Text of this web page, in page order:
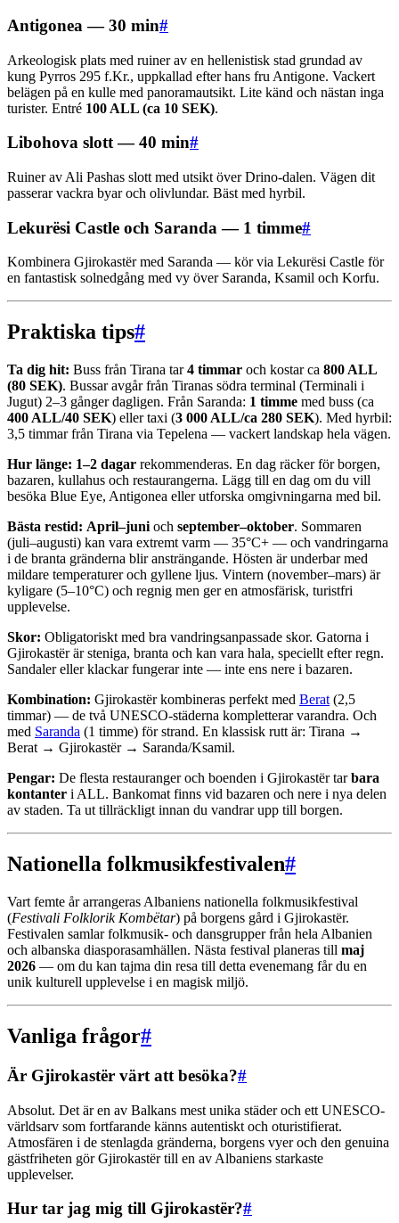
Antigonea — 30 min#
Arkeologisk plats med ruiner av en hellenistisk stad grundad av
kung Pyrros 295 f.Kr., uppkallad efter hans fru Antigone. Vackert
belägen på en kulle med panoramautsikt. Lite känd och nästan inga
turister. Entré 100 ALL (ca 10 SEK).
Libohova slott — 40 min#
Ruiner av Ali Pashas slott med utsikt över Drino-dalen. Vägen dit
passerar vackra byar och olivlundar. Bäst med hyrbil.
Lekurësi Castle och Saranda — 1 timme#
Kombinera Gjirokastër med Saranda — kör via Lekurësi Castle för
en fantastisk solnedgång med vy över Saranda, Ksamil och Korfu.
Praktiska tips#
Ta dig hit: Buss från Tirana tar4 timmar och kostar ca 800 ALL
(80 SEK). Bussar avgår från Tiranas södra terminal (Terminali i
Jugut) 2–3 gånger dagligen. Från Saranda: 1 timme med buss (ca
400 ALL/40 SEK) eller taxi (3 000 ALL/ca 280 SEK). Med hyrbil:
3,5 timmar från Tirana via Tepelena — vackert landskap hela vägen.
Hur länge: 1–2 dagar rekommenderas. En dag räcker för borgen,
bazaren, kullahus och restaurangerna. Lägg till en dag om du vill
besöka Blue Eye, Antigonea eller utforska omgivningarna med bil.
Bästa restid: April–juni och september–oktober. Sommaren
(juli–augusti) kan vara extremt varm — 35°C+ — och vandringarna
i de branta gränderna blir ansträngande. Hösten är underbar med
mildare temperaturer och gyllene ljus. Vintern (november–mars) är
kyligare (5–10°C) och regnig men ger en atmosfärisk, turistfri
upplevelse.
Skor: Obligatoriskt med bra vandringsanpassade skor. Gatorna i
Gjirokastër är steniga, branta och kan vara hala, speciellt efter regn.
Sandaler eller klackar fungerar inte — inte ens nere i bazaren.
Kombination: Gjirokastër kombineras perfekt med Berat (2,5
timmar) — de två UNESCO-städerna kompletterar varandra. Och
med Saranda (1 timme) för strand. En klassisk rutt är: Tirana →
Berat → Gjirokastër → Saranda/Ksamil.
Pengar: De flesta restauranger och boenden i Gjirokastër tarbara
kontanter i ALL. Bankomat finns vid bazaren och nere i nya delen
av staden. Ta ut tillräckligt innan du vandrar upp till borgen.
Nationella folkmusikfestivalen#
Vart femte år arrangeras Albaniens nationella folkmusikfestival
(Festivali Folklorik Kombëtar) på borgens gård i Gjirokastër.
Festivalen samlar folkmusik- och dansgrupper från hela Albanien
och albanska diasporasamhällen. Nästa festival planeras till maj
2026 — om du kan tajma din resa till detta evenemang får du en
unik kulturell upplevelse i en magisk miljö.
Vanliga frågor#
Är Gjirokastër värt att besöka?#
Absolut. Det är en av Balkans mest unika städer och ett UNESCO-
världsarv som fortfarande känns autentiskt och oturistifierat.
Atmosfären i de stenlagda gränderna, borgens vyer och den genuina
gästfriheten gör Gjirokastër till en av Albaniens starkaste
upplevelser.
Hur tar jag mig till Gjirokastër?#